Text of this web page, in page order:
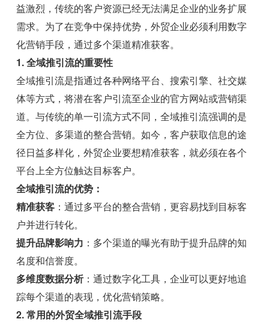
益激烈，传统的客户资源已经无法满足企业的业务扩展
需求。为了在竞争中保持优势，外贸企业必须利用数字
化营销手段，通过多个渠道精准获客。
1. 全域推引流的重要性
全域推引流是指通过各种网络平台、搜索引擎、社交媒
体等方式，将潜在客户引流至企业的官方网站或营销渠
道。与传统的单一引流方式不同，全域推引流强调的是
全方位、多渠道的整合营销。如今，客户获取信息的途
径日益多样化，外贸企业要想精准获客，就必须在各个
平台上全方位触达目标客户。
全域推引流的优势：
精准获客 ：通过多平台的整合营销，更容易找到目标客
户并进行转化。
提升品牌影响力 ：多个渠道的曝光有助于提升品牌的知
名度和信誉度。
多维度数据分析：通过数字化工具，企业可以更好地追
踪每个渠道的表现，优化营销策略。
2. 常用的外贸全域推引流手段